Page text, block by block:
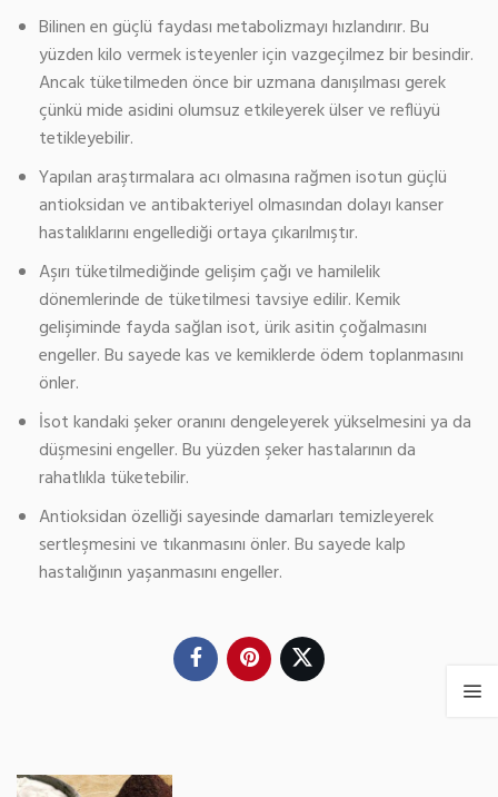
Bilinen en güçlü faydası metabolizmayı hızlandırır. Bu
yüzden kilo vermek isteyenler için vazgeçilmez bir besindir.
Ancak tüketilmeden önce bir uzmana danışılması gerek
çünkü mide asidini olumsuz etkileyerek ülser ve reflüyü
tetikleyebilir.
Yapılan araştırmalara acı olmasına rağmen isotun güçlü
antioksidan ve antibakteriyel olmasından dolayı kanser
hastalıklarını engellediği ortaya çıkarılmıştır.
Aşırı tüketilmediğinde gelişim çağı ve hamilelik
dönemlerinde de tüketilmesi tavsiye edilir. Kemik
gelişiminde fayda sağlan isot, ürik asitin çoğalmasını
engeller. Bu sayede kas ve kemiklerde ödem toplanmasını
önler.
İsot kandaki şeker oranını dengeleyerek yükselmesini ya da
düşmesini engeller. Bu yüzden şeker hastalarının da
rahatlıkla tüketebilir.
Antioksidan özelliği sayesinde damarları temizleyerek
sertleşmesini ve tıkanmasını önler. Bu sayede kalp
hastalığının yaşanmasını engeller.